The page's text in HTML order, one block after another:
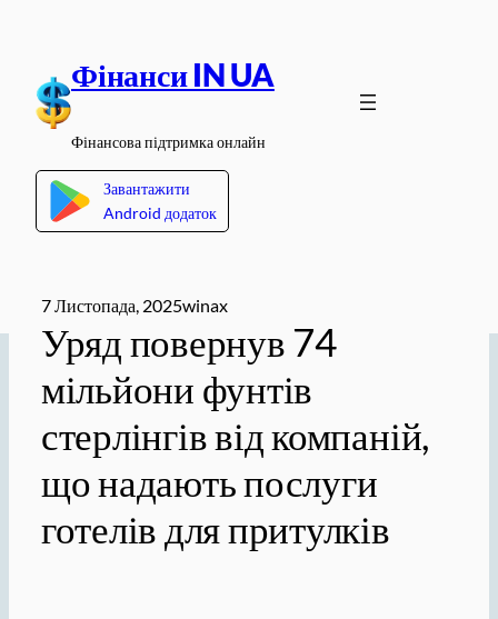
вмісту
Фінанси IN UA
Фінансова підтримка онлайн
Завантажити
Android додаток
7 Листопада, 2025winax
Уряд повернув 74
мільйони фунтів
стерлінгів від компаній,
що надають послуги
готелів для притулків